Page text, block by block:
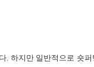
. 하지만 일반적으로 숏